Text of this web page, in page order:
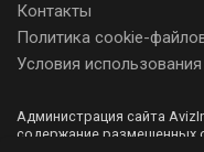
Контакты
Политика cookie-
Условия использования
Администрация сайта
содержание размещенных